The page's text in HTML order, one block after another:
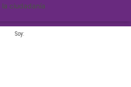
ciudadanía
Soy: